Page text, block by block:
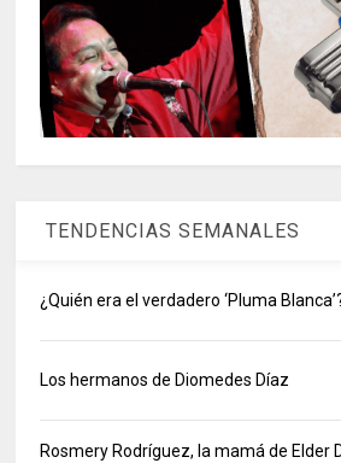
TENDENCIAS SEMANALES
¿Quién era el verdadero ‘Pluma
Los hermanos de Diomedes Díaz
Rosmery Rodríguez, la mamá de Elder